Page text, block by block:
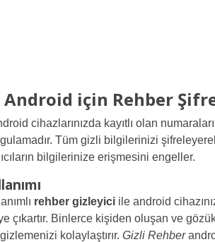
Android için Rehber
cihazlarınızda kayıtlı olan
Tüm gizli bilgilerinizi
bilgilerinize erişmesini engeller.
rehber gizleyici ile android
çıkartır. Binlerce kişiden oluşan ve
kolaylaştırır. Gizli Rehber